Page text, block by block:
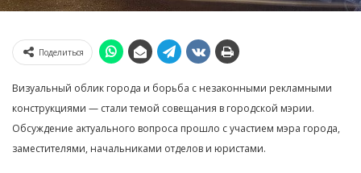
Поделиться
Визуальный облик города и борьба с незаконными рекламными
конструкциями — стали темой совещания в городской мэрии.
Обсуждение актуального вопроса прошло с участием мэра города,
заместителями, начальниками отделов и юристами.